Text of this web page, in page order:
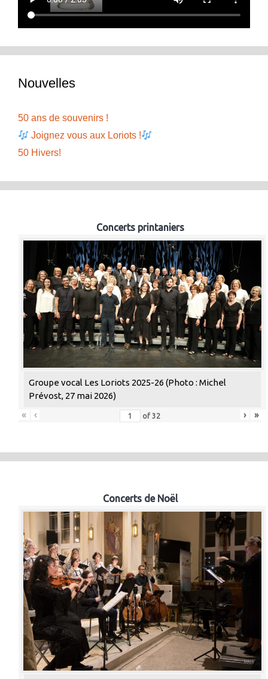
Nouvelles
50 ans de souvenirs !
Joignez vous aux Loriots !
50 Hivers!
Concerts printaniers
Groupe vocal Les Loriots 2025-26 (Photo : Michel
Prévost, 27 mai 2026)
«
‹ of 32 › »
Concerts de Noël